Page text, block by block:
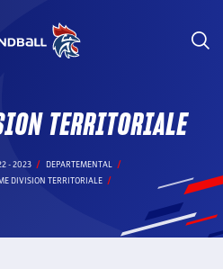
TERRITORIALE
- 2023
DEPARTEMENTAL
DIVISION TERRITORIALE